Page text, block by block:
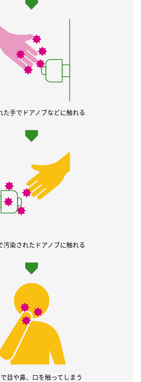
た手でドアノブなどに触れる
汚染されたドアノブに触れる
目や鼻、口を触ってしまう